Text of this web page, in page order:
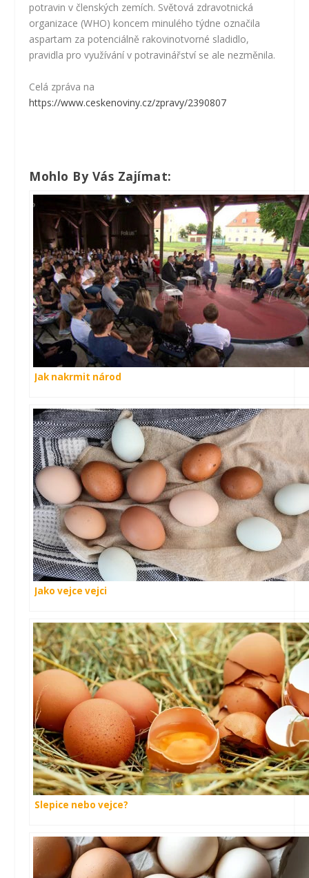
potravin v členských zemích. Světová zdravotnická
organizace (WHO) koncem minulého týdne označila
aspartam za potenciálně rakovinotvorné sladidlo,
pravidla pro využívání v potravinářství se ale nezměnila.
Celá zpráva na
https://www.ceskenoviny.cz/zpravy/2390807
Mohlo By Vás Zajímat:
Jak nakrmit národ
Jako vejce vejci
Slepice nebo vejce?